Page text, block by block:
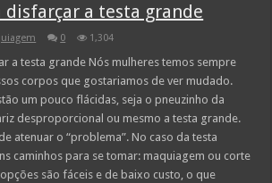
disfarçar a testa grande
0 1,304
a testa grande Nós mulheres temos sempre
corpos que gostariamos de ver mudado.
um pouco flácidas, seja o pneuzinho da
desproporcional ou mesmo a testa grande.
atenuar o “problema”. No caso da testa
caminhos para se tomar: maquiagem ou corte
são fáceis e de baixo custo, o que